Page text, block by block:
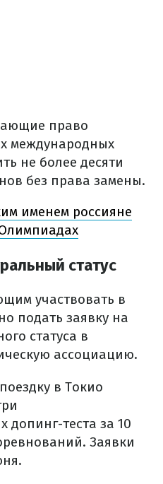
право
международных
не более десяти
без права замены.
именем россияне
статус
участвовать в
подать заявку на
статуса в
ассоциацию.
в Токио
допинг-теста за 10
Заявки